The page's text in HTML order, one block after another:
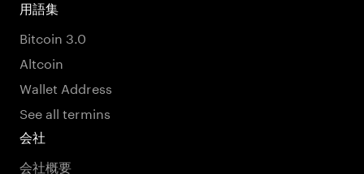
用語集
Bitcoin 3.0
Altcoin
Wallet Address
See all termins
会社
会社概要